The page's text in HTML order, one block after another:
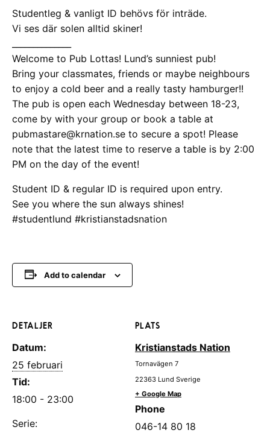
Studentleg & vanligt ID behövs för inträde.
Vi ses där solen alltid skiner!
Welcome to Pub Lottas! Lund’s sunniest pub!
Bring your classmates, friends or maybe neighbours
to enjoy a cold beer and a really tasty hamburger!!
The pub is open each Wednesday between 18-23,
come by with your group or book a table at
pubmastare@krnation.se to secure a spot! Please
note that the latest time to reserve a table is by 2:00
PM on the day of the event!
Student ID & regular ID is required upon entry.
See you where the sun always shines!
#studentlund #kristianstadsnation
Add to calendar
DETALJER
Datum:
25 februari
Tid:
18:00 - 23:00
Serie:
PLATS
Kristianstads Nation
Tornavägen 7
22363 Lund Sverige
+ Google Map
Phone
046-14 80 18